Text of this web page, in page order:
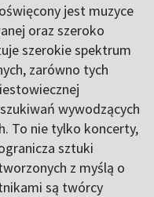
jest muzyce
oraz szeroko
szerokie spektrum
zarówno tych
wywodzących
To nie tylko koncerty,
sztuki
z myślą o
są twórcy